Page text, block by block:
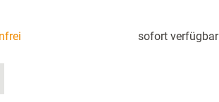
sofort verfügbar